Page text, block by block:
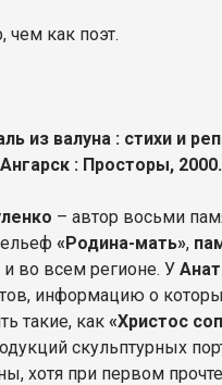
чем как поэт.
из валуна : стихи и
: Просторы,
– автор восьми
«Родина-мать»,
и во всем регионе. У
информацию о
такие, как«Христос
скульптурных
хотя при первом